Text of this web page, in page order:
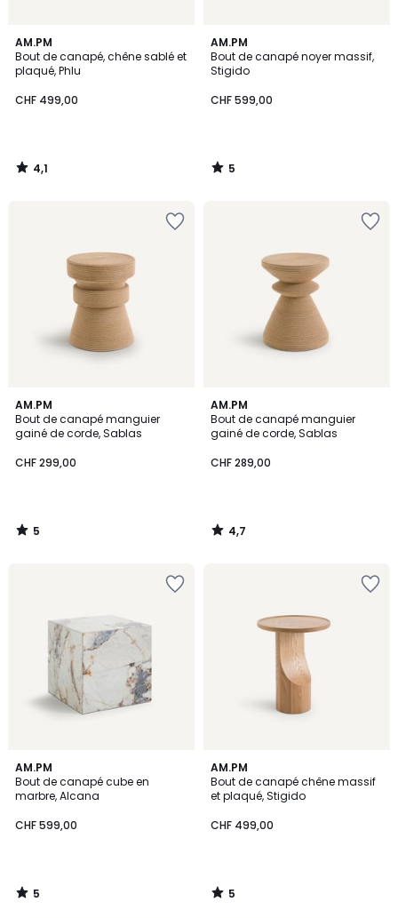
AM.PM
Bout de canapé, chêne sablé et
plaqué, Phlu
CHF 499,00
4,1
/ 5
4,1
/
AM.PM
Bout de canapé noyer massif,
Stigido
CHF 599,00
5
/
5
5
/
AM.PM
Bout de canapé manguier
gainé de corde, Sablas
CHF 299,00
5
/
5
5
/
AM.PM
Bout de canapé manguier
gainé de corde, Sablas
CHF 289,00
4,7
/ 5
4,7
/
AM.PM
Bout de canapé cube en
marbre, Alcana
CHF 599,00
5
/
5
5
/
AM.PM
Bout de canapé chêne massif
et plaqué, Stigido
CHF 499,00
5
/
5
5
/